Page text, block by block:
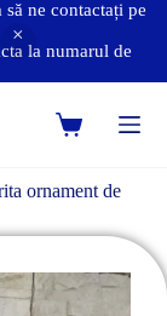
ne contactați pe
la numarul de
ornament de